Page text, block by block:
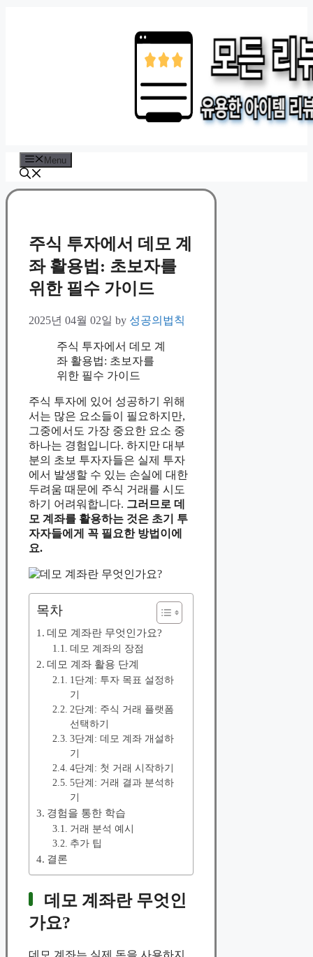
Menu
주식 투자에서 데모 계
좌 활용법: 초보자를
위한 필수 가이드
2025년 04월 02일 by 성공의법칙
주식 투자에서 데모 계
좌 활용법: 초보자를
위한 필수 가이드
주식 투자에 있어 성공하기 위해
서는 많은 요소들이 필요하지만,
그중에서도 가장 중요한 요소 중
하나는 경험입니다. 하지만 대부
분의 초보 투자자들은 실제 투자
에서 발생할 수 있는 손실에 대한
두려움 때문에 주식 거래를 시도
하기 어려워합니다. 그러므로 데
모 계좌를 활용하는 것은 초기 투
자자들에게 꼭 필요한 방법이에
요.
목차
데모 계좌란 무엇인가요?
데모 계좌의 장점
데모 계좌 활용 단계
1단계: 투자 목표 설정하
기
2단계: 주식 거래 플랫폼
선택하기
3단계: 데모 계좌 개설하
기
4단계: 첫 거래 시작하기
5단계: 거래 결과 분석하
기
경험을 통한 학습
거래 분석 예시
추가 팁
결론
데모 계좌란 무엇인
가요?
데모 계좌는 실제 돈을 사용하지